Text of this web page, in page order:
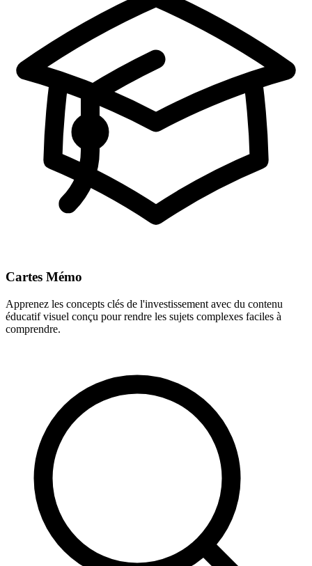
Cartes Mémo
Apprenez les concepts clés de l'investissement avec du contenu
éducatif visuel conçu pour rendre les sujets complexes faciles à
comprendre.